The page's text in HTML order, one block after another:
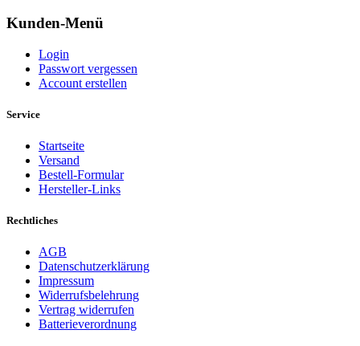
Kunden-Menü
Login
Passwort vergessen
Account erstellen
Service
Startseite
Versand
Bestell-Formular
Hersteller-Links
Rechtliches
AGB
Datenschutzerklärung
Impressum
Widerrufsbelehrung
Vertrag widerrufen
Batterieverordnung